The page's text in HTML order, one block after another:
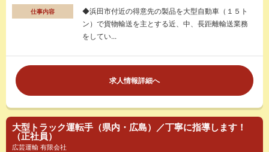
仕事内容
◆浜田市付近の得意先の製品を大型自動車（１５ト
ン）で貨物輸送を主とする近、中、長距離輸送業務
をしてい...
求人情報詳細へ
大型トラック運転手（県内・広島）／丁寧に指導します！
（正社員）
広芸運輸 有限会社